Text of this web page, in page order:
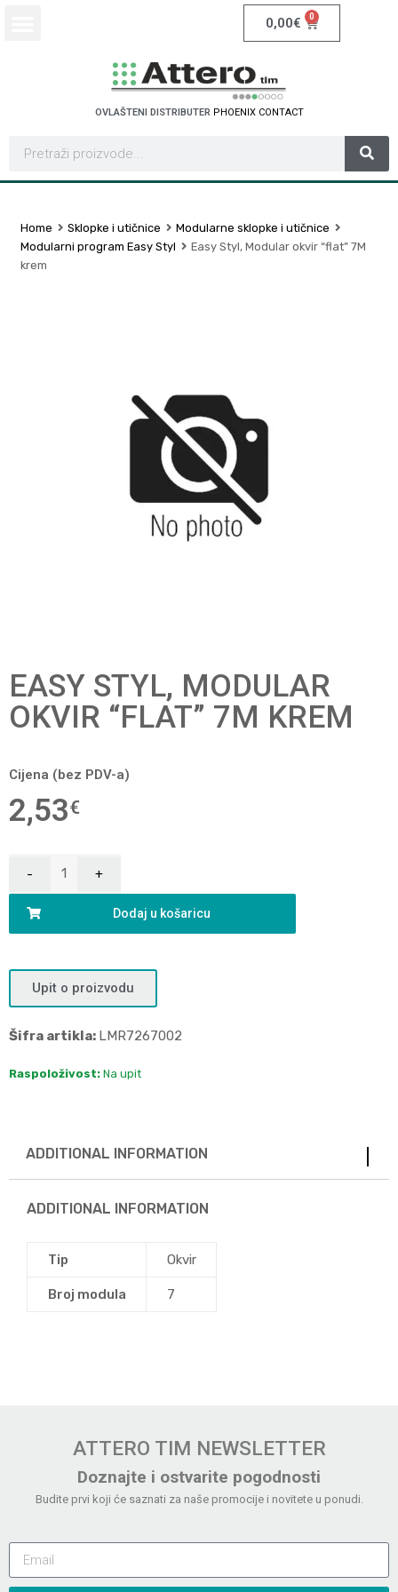
0,00€ 0
OVLAŠTENI DISTRIBUTER PHOENIX CONTACT
Home Sklopke i utičnice
Modularne sklopke i utičnice
Modularni program Easy Styl
Easy Styl, Modular okvir “flat” 7M
krem
EASY STYL, MODULAR
OKVIR “FLAT” 7M KREM
Cijena (bez PDV-a)
2,53€
Dodaj u košaricu
Upit o proizvodu
Šifra artikla: LMR7267002
Raspoloživost: Na upit
ADDITIONAL INFORMATION
ADDITIONAL INFORMATION
Tip Okvir
Broj modula 7
ATTERO TIM NEWSLETTER
Doznajte i ostvarite pogodnosti
Budite prvi koji će saznati za naše promocije i novitete u ponudi.